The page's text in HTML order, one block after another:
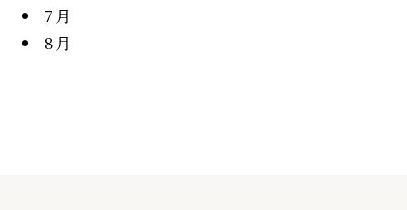
7月
8月